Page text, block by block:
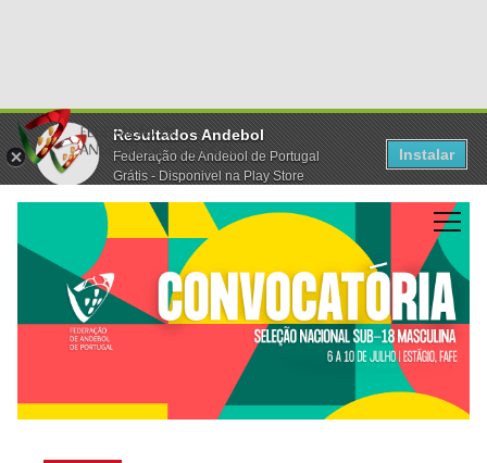
Resultados Andebol
Federação de Andebol de Portugal
Grátis - Disponivel na Play Store
Instalar